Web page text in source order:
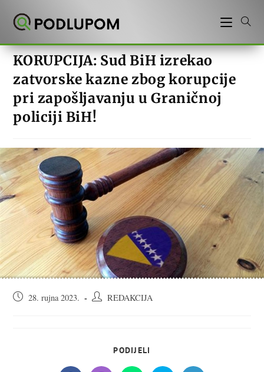
KORUPCIJA: Sud BiH izrekao
zatvorske kazne zbog korupcije
pri zapošljavanju u Graničnoj
policiji BiH!
Objava28. rujna 2023.
AutorREDAKCIJA
PODIJELI
CONTENT